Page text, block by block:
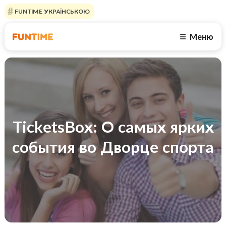
FUNTIME УКРАЇНСЬКОЮ
☰ Меню
TicketsBox: О самых ярких
события во Дворце спорта